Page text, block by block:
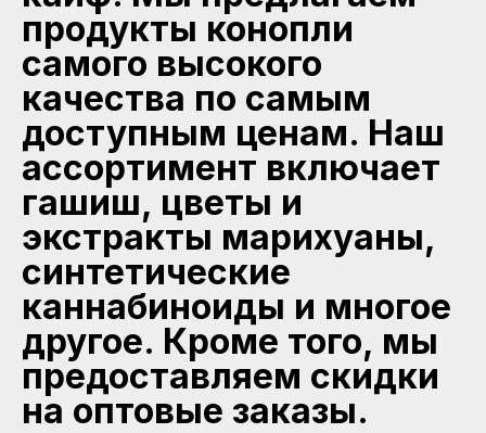
продукты конопли
самого высокого
качества по самым
доступным ценам. Наш
ассортимент включает
гашиш, цветы и
экстракты марихуаны,
синтетические
каннабиноиды и многое
другое. Кроме того, мы
предоставляем скидки
на оптовые заказы.